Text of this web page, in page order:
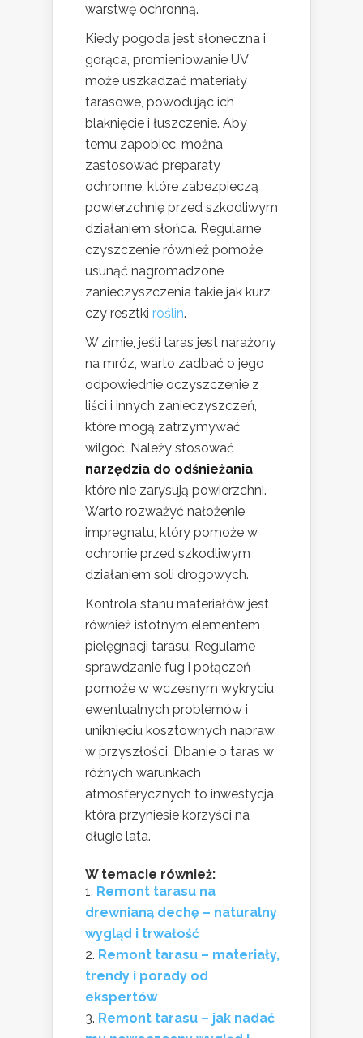
warstwę ochronną.
Kiedy pogoda jest słoneczna i
gorąca, promieniowanie UV
może uszkadzać materiały
tarasowe, powodując ich
blaknięcie i łuszczenie. Aby
temu zapobiec, można
zastosować preparaty
ochronne, które zabezpieczą
powierzchnię przed szkodliwym
działaniem słońca. Regularne
czyszczenie również pomoże
usunąć nagromadzone
zanieczyszczenia takie jak kurz
czy resztki roślin.
W zimie, jeśli taras jest narażony
na mróz, warto zadbać o jego
odpowiednie oczyszczenie z
liści i innych zanieczyszczeń,
które mogą zatrzymywać
wilgoć. Należy stosować
narzędzia do odśnieżania,
które nie zarysują powierzchni.
Warto rozważyć nałożenie
impregnatu, który pomoże w
ochronie przed szkodliwym
działaniem soli drogowych.
Kontrola stanu materiałów jest
również istotnym elementem
pielęgnacji tarasu. Regularne
sprawdzanie fug i połączeń
pomoże w wczesnym wykryciu
ewentualnych problemów i
uniknięciu kosztownych napraw
w przyszłości. Dbanie o taras w
różnych warunkach
atmosferycznych to inwestycja,
która przyniesie korzyści na
długie lata.
W temacie również:
Remont tarasu na
drewnianą dechę – naturalny
wygląd i trwałość
Remont tarasu – materiały,
trendy i porady od
ekspertów
Remont tarasu – jak nadać